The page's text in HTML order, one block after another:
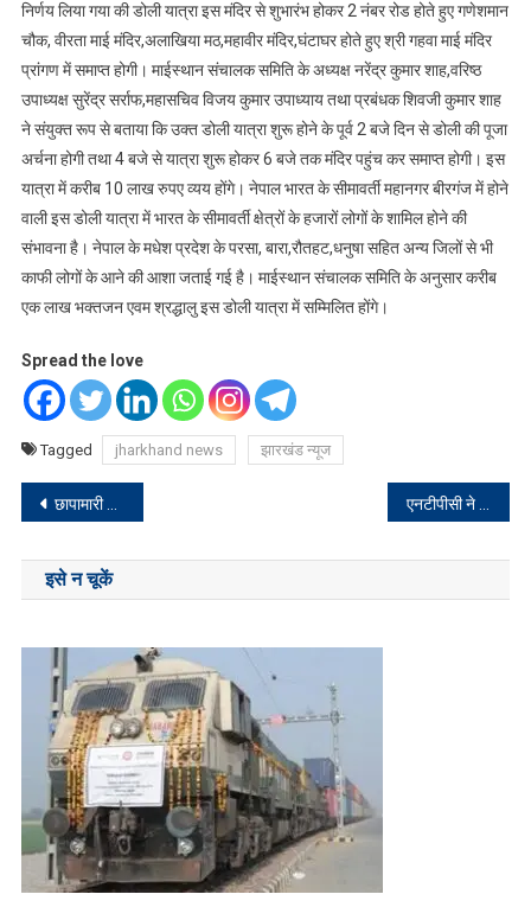
निर्णय लिया गया की डोली यात्रा इस मंदिर से शुभारंभ होकर 2 नंबर रोड होते हुए गणेशमान
चौक, वीरता माई मंदिर,अलाखिया मठ,महावीर मंदिर,घंटाघर होते हुए श्री गहवा माई मंदिर
प्रांगण में समाप्त होगी। माईस्थान संचालक समिति के अध्यक्ष नरेंद्र कुमार शाह,वरिष्ठ
उपाध्यक्ष सुरेंद्र सर्राफ,महासचिव विजय कुमार उपाध्याय तथा प्रबंधक शिवजी कुमार शाह
ने संयुक्त रूप से बताया कि उक्त डोली यात्रा शुरू होने के पूर्व 2 बजे दिन से डोली की पूजा
अर्चना होगी तथा 4 बजे से यात्रा शुरू होकर 6 बजे तक मंदिर पहुंच कर समाप्त होगी। इस
यात्रा में करीब 10 लाख रुपए व्यय होंगे। नेपाल भारत के सीमावर्ती महानगर बीरगंज में होने
वाली इस डोली यात्रा में भारत के सीमावर्ती क्षेत्रों के हजारों लोगों के शामिल होने की
संभावना है। नेपाल के मधेश प्रदेश के परसा, बारा,रौतहट,धनुषा सहित अन्य जिलों से भी
काफी लोगों के आने की आशा जताई गई है। माईस्थान संचालक समिति के अनुसार करीब
एक लाख भक्तजन एवम श्रद्धालु इस डोली यात्रा में सम्मिलित होंगे।
Spread the love
Tagged jharkhand news झारखंड न्यूज
Post
navigation
छापामारी में दो अभियुक्त गिरफ्तार एनटीपीसी ने वित्त वर्ष 2025 में कैप्टिव खदानों से 40 एमएमटी कोयला उत्पादन का लक्ष्य रखा
इसे न चूकें